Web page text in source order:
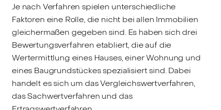
Je nach Verfahren spielen unterschiedliche
Faktoren eine Rolle, die nicht bei allen Immobilien
gleichermaßen gegeben sind. Es haben sich drei
Bewertungsverfahren etabliert, die auf die
Wertermittlung eines Hauses, einer Wohnung und
eines Baugrundstückes spezialisiert sind. Dabei
handelt es sich um das Vergleichswertverfahren,
das Sachwertverfahren und das